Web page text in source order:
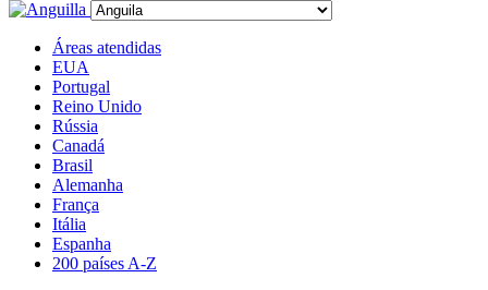
Áreas atendidas
EUA
Portugal
Reino Unido
Rússia
Canadá
Brasil
Alemanha
França
Itália
Espanha
200 países A-Z